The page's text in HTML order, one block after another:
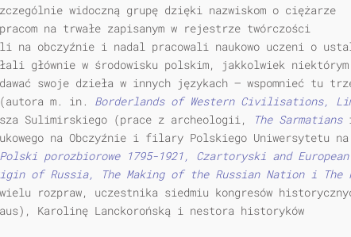
widoczną grupę dzięki nazwiskom o ciężarze
na trwałe zapisanym w rejestrze twórczości
na obczyźnie i nadal pracowali naukowo uczeni o
głównie w środowisku polskim, jakkolwiek niektórym
swoje dzieła w innych językach — wspomnieć tu
(autora m. in. Borderlands ofWesternCivilisations,
Sulimirskiego (prace z archeologii, TheSarmatians
na Obczyźnie i filary Polskiego Uniwersytetu na
porozbiorowe 1795-1921, Czartoryski andEuropean
of Russia, The Making of the Russian Nationi The
rozpraw, uczestnika siedmiu kongresów
Karolinę Lanckorońską i nestora historyków